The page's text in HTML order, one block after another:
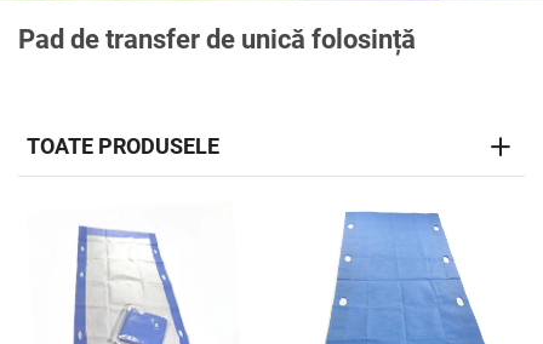
Pad de transfer de unică folosință
TOATE PRODUSELE